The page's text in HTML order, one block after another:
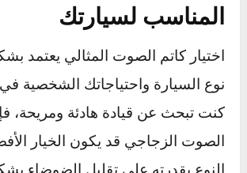
يمكنك متابعة حالة كاتم الصوت عن
مانعة للتآكل وفحص الأجزاء التي قد
أو تثبيت. تأكد من الحصول على نوع
مناسب لنوع السيارة، حيث تؤثر
والتصميمات المختلفة لكاتمات الصوت